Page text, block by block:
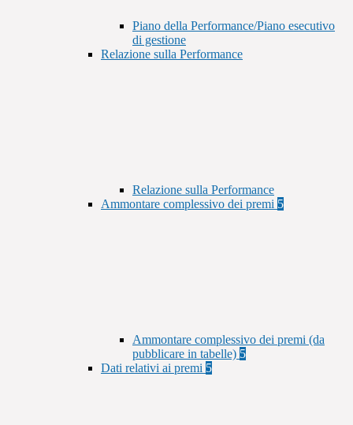
Piano della Performance/Piano esecutivo
di gestione
Relazione sulla Performance
Relazione sulla Performance
Ammontare complessivo dei premi 5
Ammontare complessivo dei premi (da
pubblicare in tabelle) 5
Dati relativi ai premi 5